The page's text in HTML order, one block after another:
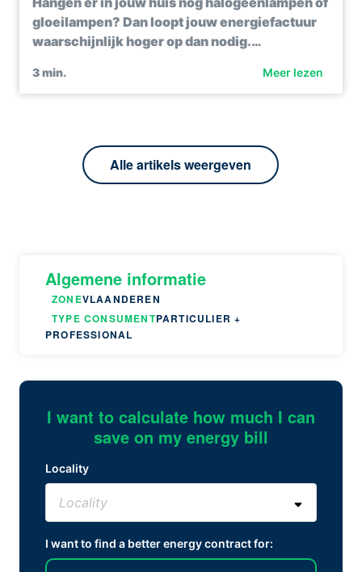
gloeilampen? Dan loopt jouw energiefactuur
waarschijnlijk hoger op dan nodig.…
3min. Meer lezen
Alle artikels weergeven
Algemene informatie
ZONEVLAANDEREN
TYPE CONSUMENTPARTICULIER +
PROFESSIONAL
I want to calculate how much I can
save on my energy bill
Locality
I want to find a better energy contract for: